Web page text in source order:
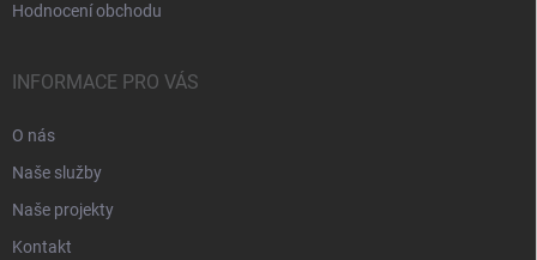
Hodnocení obchodu
INFORMACE PRO VÁS
O nás
Naše služby
Naše projekty
Kontakt